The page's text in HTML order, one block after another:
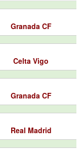
Granada CF
Celta Vigo
Granada CF
Real Madrid